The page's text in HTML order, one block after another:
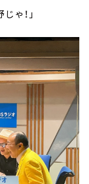
ゃ！」